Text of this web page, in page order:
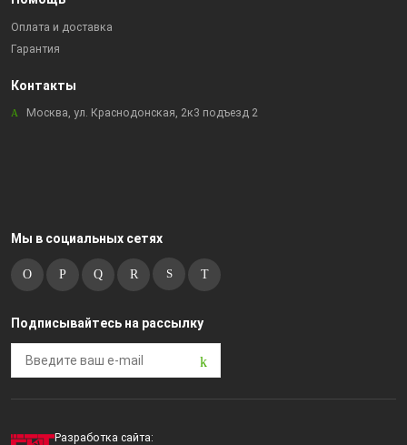
Оплата и доставка
Гарантия
Контакты
Москва, ул. Краснодонская, 2к3 подъезд 2
Мы в социальных сетях
Подписывайтесь на рассылку
Разработка сайта: